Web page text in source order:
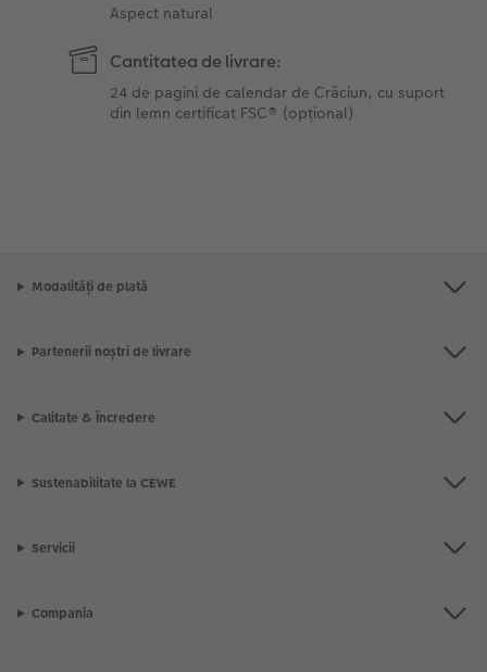
Aspect natural
Cantitatea de livrare:
24 de pagini de calendar de Crăciun, cu suport
din lemn certificat FSC® (opțional)
Modalități de plată
Partenerii noștri de livrare
Calitate & Încredere
Sustenabilitate la CEWE
Servicii
Compania